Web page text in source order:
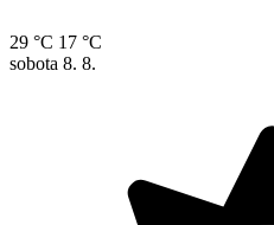
29 °C 17 °C
sobota 8. 8.